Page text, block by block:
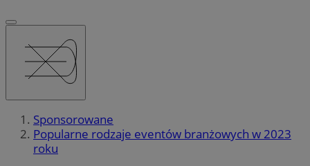
Sponsorowane
Popularne rodzaje eventów branżowych w 2023
roku